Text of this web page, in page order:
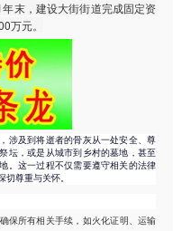
末，建设大街街道完成固定资
万元。
涉及到将逝者的骨灰从一处安全、尊
坛，或是从城市到乡村的墓地，甚至
。这一过程不仅需要遵守相关的法律
尊重与关怀。
保所有相关手续，如火化证明、运输